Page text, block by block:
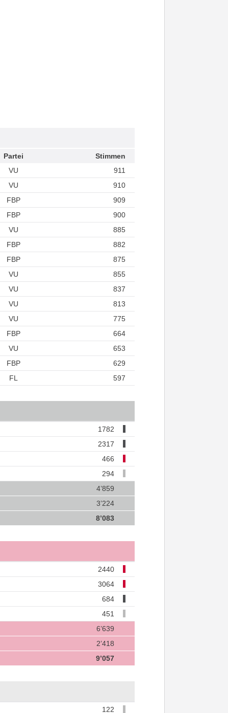
Partei
Stimmen
VU
911
VU
910
FBP
909
FBP
900
VU
885
FBP
882
FBP
875
VU
855
VU
837
VU
813
VU
775
FBP
664
VU
653
FBP
629
FL 597
1782
2317
466
294
4’859
3’224
8’083
2440
3064
684
451
6’639
2’418
9’057
122